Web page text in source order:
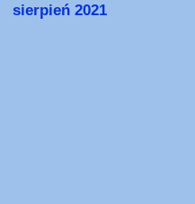
sierpień 2021